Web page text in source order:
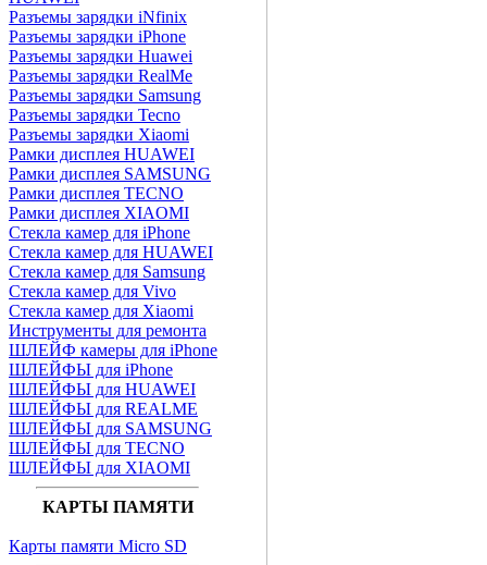
Разъемы зарядки iNfinix
Разъемы зарядки iPhone
Разъемы зарядки Huawei
Разъемы зарядки RealMe
Разъемы зарядки Samsung
Разъемы зарядки Tecno
Разъемы зарядки Xiaomi
Рамки дисплея HUAWEI
Рамки дисплея SAMSUNG
Рамки дисплея TECNO
Рамки дисплея XIAOMI
Стекла камер для iPhone
Стекла камер для HUAWEI
Стекла камер для Samsung
Стекла камер для Vivo
Стекла камер для Xiaomi
Инструменты для ремонта
ШЛЕЙФ камеры для iPhone
ШЛЕЙФЫ для iPhone
ШЛЕЙФЫ для HUAWEI
ШЛЕЙФЫ для REALME
ШЛЕЙФЫ для SAMSUNG
ШЛЕЙФЫ для TECNO
ШЛЕЙФЫ для XIAOMI
КАРТЫ ПАМЯТИ
Карты памяти Micro SD